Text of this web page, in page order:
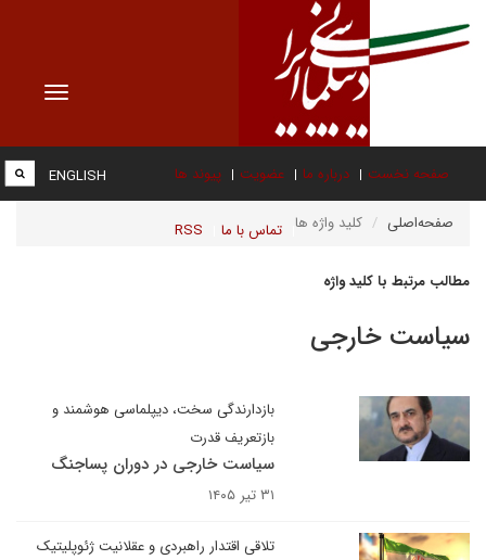
Toggle
صفحه نخست درباره ما عضویت پیوند ها
تماس با ما RSS
ENGLISH
صفحه‌اصلی کلید واژه ها
مطالب مرتبط با کلید واژه
سیاست خارجی
بازدارندگی سخت، دیپلماسی هوشمند و
بازتعریف قدرت‌
سیاست خارجی در دوران پساجنگ
۳۱ تیر ۱۴۰۵
تلاقی اقتدار راهبردی و عقلانیت ژئوپلیتیک